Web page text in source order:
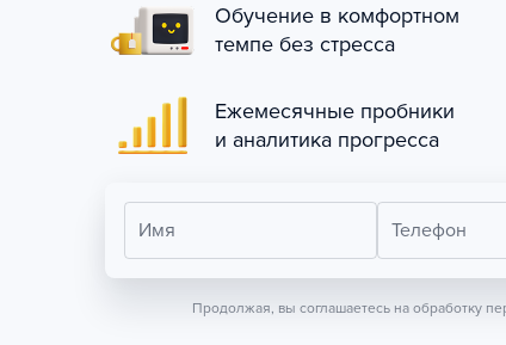
Обучение в комфортном
темпе без стресса
Ежемесячные пробники
и аналитика прогресса
Имя Телефон
Продолжая, вы соглашаетесь на обработку